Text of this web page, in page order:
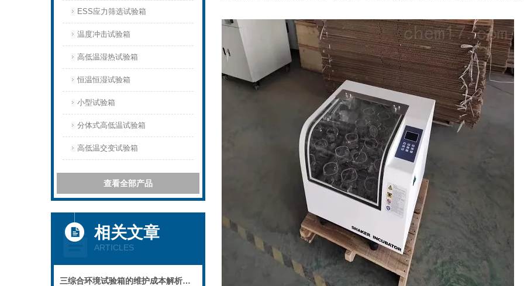
ESS应力筛选试验箱
温度冲击试验箱
高低温湿热试验箱
恒温恒湿试验箱
小型试验箱
分体式高低温试验箱
高低温交变试验箱
查看全部产品
相关文章
ARTICLES
三综合环境试验箱的维护成本解析：延长设备寿命的关键